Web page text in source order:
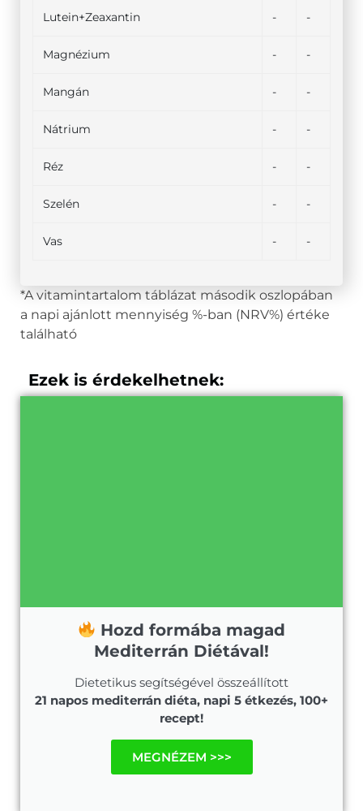
Lutein+Zeaxantin - -
Magnézium - -
Mangán - -
Nátrium - -
Réz - -
Szelén - -
Vas - -
*A vitamintartalom táblázat második oszlopában
a napi ajánlott mennyiség %-ban (NRV%) értéke
található
Ezek is érdekelhetnek:
Hozd formába magad
Mediterrán Diétával!
Dietetikus segítségével összeállított
21 napos mediterrán diéta, napi 5 étkezés, 100+
recept!
MEGNÉZEM >>>